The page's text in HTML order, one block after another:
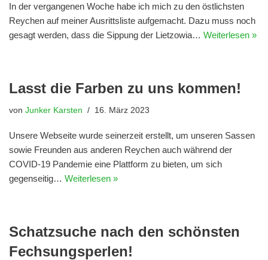
In der vergangenen Woche habe ich mich zu den östlichsten
Reychen auf meiner Ausrittsliste aufgemacht. Dazu muss noch
gesagt werden, dass die Sippung der Lietzowia… Weiterlesen »
Lasst die Farben zu uns kommen!
von Junker Karsten 16. März 2023
Unsere Webseite wurde seinerzeit erstellt, um unseren Sassen
sowie Freunden aus anderen Reychen auch während der
COVID-19 Pandemie eine Plattform zu bieten, um sich
gegenseitig… Weiterlesen »
Schatzsuche nach den schönsten
Fechsungsperlen!